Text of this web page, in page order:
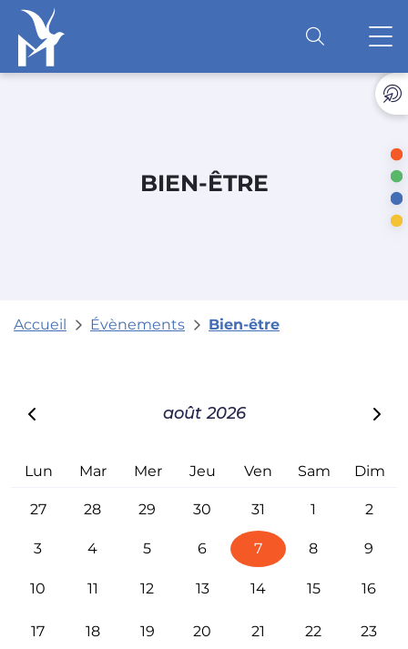
BIEN-ÊTRE
Accueil Évènements Bien-être
août 2026
Lun Mar Mer Jeu Ven Sam Dim
27 28 29 30 31 1 2
3 4 5 6 7 8 9
10 11 12 13 14 15 16
17 18 19 20 21 22 23